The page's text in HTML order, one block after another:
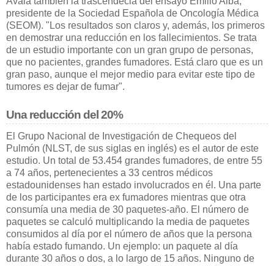
presidente de la Sociedad Española de Oncología Médica
(SEOM). "Los resultados son claros y, además, los primeros
en demostrar una reducción en los fallecimientos. Se trata
de un estudio importante con un gran grupo de personas,
que no pacientes, grandes fumadores. Está claro que es un
gran paso, aunque el mejor medio para evitar este tipo de
tumores es dejar de fumar".
Una reducción del 20%
El Grupo Nacional de Investigación de Chequeos del
Pulmón (NLST, de sus siglas en inglés) es el autor de este
estudio. Un total de 53.454 grandes fumadores, de entre 55
a 74 años, pertenecientes a 33 centros médicos
estadounidenses han estado involucrados en él. Una parte
de los participantes era ex fumadores mientras que otra
consumía una media de 30 paquetes-año. El número de
paquetes se calculó multiplicando la media de paquetes
consumidos al día por el número de años que la persona
había estado fumando. Un ejemplo: un paquete al día
durante 30 años o dos, a lo largo de 15 años. Ninguno de